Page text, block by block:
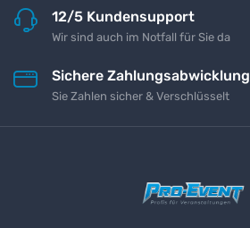
12/5 Kundensupport
Wir sind auch im Notfall für Sie da
Sichere Zahlungsabwicklung
Sie Zahlen sicher & Verschlüsselt